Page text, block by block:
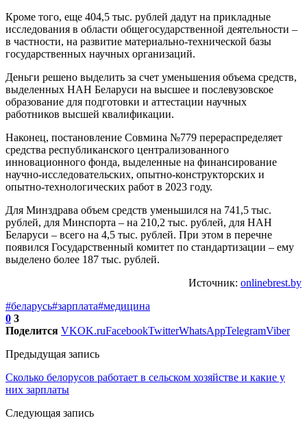
Кроме того, еще 404,5 тыс. рублей дадут на прикладные
исследования в области общегосударственной деятельности –
в частности, на развитие материально-технической базы
государственных научных организаций.
Деньги решено выделить за счет уменьшения объема средств,
выделенных НАН Беларуси на высшее и послевузовское
образование для подготовки и аттестации научных
работников высшей квалификации.
Наконец, постановление Совмина №779 перераспределяет
средства республиканского централизованного
инновационного фонда, выделенные на финансирование
научно-исследовательских, опытно-конструкторских и
опытно-технологических работ в 2023 году.
Для Минздрава объем средств уменьшился на 741,5 тыс.
рублей, для Минспорта – на 210,2 тыс. рублей, для НАН
Беларуси – всего на 4,5 тыс. рублей. При этом в перечне
появился Государственный комитет по стандартизации – ему
выделено более 187 тыс. рублей.
Источник: onlinebrest.by
#беларусь#зарплата#медицина
0 3
Поделится VKOK.ruFacebookTwitterWhatsAppTelegramViber
Предыдущая запись
Сколько белорусов работает в сельском хозяйстве и какие у
них зарплаты
Следующая запись